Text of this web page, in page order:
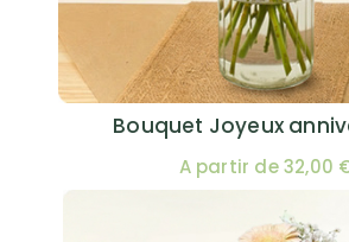
Bouquet Joyeux
A partir de 32,00